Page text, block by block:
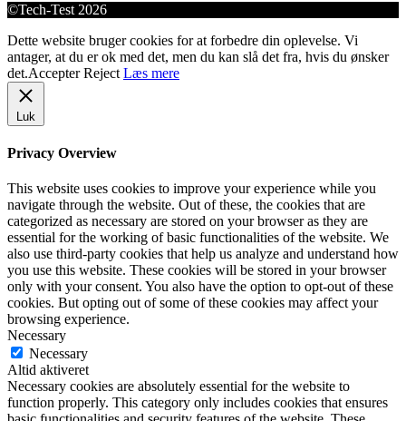
©Tech-Test 2026
Dette website bruger cookies for at forbedre din oplevelse. Vi
antager, at du er ok med det, men du kan slå det fra, hvis du ønsker
det.Accepter Reject Læs mere
Luk
Privacy Overview
This website uses cookies to improve your experience while you
navigate through the website. Out of these, the cookies that are
categorized as necessary are stored on your browser as they are
essential for the working of basic functionalities of the website. We
also use third-party cookies that help us analyze and understand how
you use this website. These cookies will be stored in your browser
only with your consent. You also have the option to opt-out of these
cookies. But opting out of some of these cookies may affect your
browsing experience.
Necessary
Necessary
Altid aktiveret
Necessary cookies are absolutely essential for the website to
function properly. This category only includes cookies that ensures